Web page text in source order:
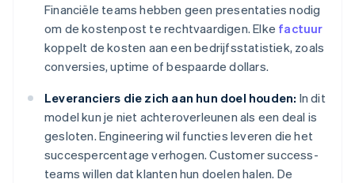
Financiële teams hebben geen presentaties nodig
om de kostenpost te rechtvaardigen. Elke factuur
koppelt de kosten aan een bedrijfsstatistiek, zoals
conversies, uptime of bespaarde dollars.
Leveranciers die zich aan hun doel houden: In dit
model kun je niet achteroverleunen als een deal is
gesloten. Engineering wil functies leveren die het
succespercentage verhogen. Customer success-
teams willen dat klanten hun doelen halen. De